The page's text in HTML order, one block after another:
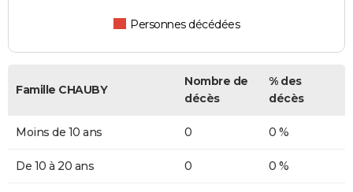
Personnes décédées
Famille CHAUBY
Nombre de
décès
% des
décès
Moins de 10 ans 0 0 %
De 10 à 20 ans 0 0 %